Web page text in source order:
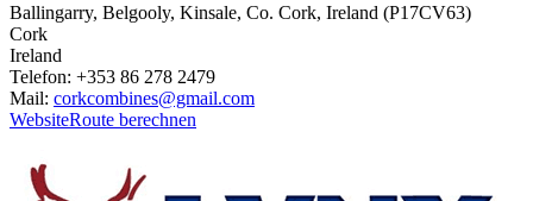
Ballingarry, Belgooly, Kinsale, Co. Cork, Ireland (P17CV63)
Cork
Ireland
Telefon: +353 86 278 2479
Mail: corkcombines@gmail.com
WebsiteRoute berechnen